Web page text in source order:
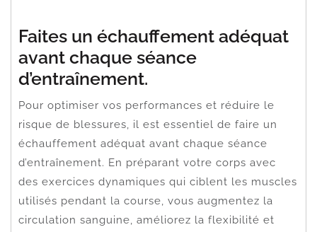
Faites un échauffement adéquat
avant chaque séance
d’entraînement.
Pour optimiser vos performances et réduire le
risque de blessures, il est essentiel de faire un
échauffement adéquat avant chaque séance
d’entraînement. En préparant votre corps avec
des exercices dynamiques qui ciblent les muscles
utilisés pendant la course, vous augmentez la
circulation sanguine, améliorez la flexibilité et